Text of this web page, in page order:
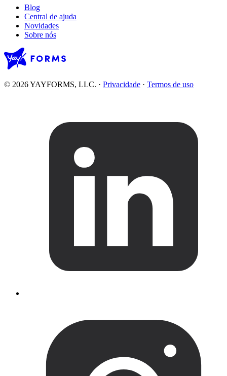
Blog
Central de ajuda
Novidades
Sobre nós
© 2026 YAYFORMS, LLC. · Privacidade · Termos de uso